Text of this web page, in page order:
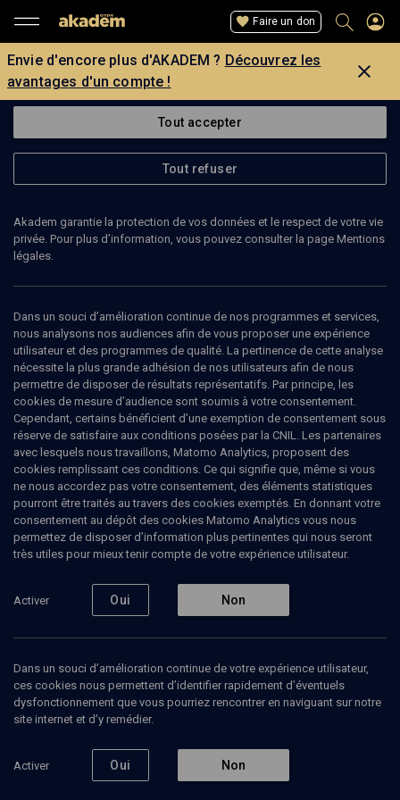
Faire un don
Envie d'encore plus d'AKADEM ? Découvrez les
avantages d'un compte !
acteur, metteur en scène
Éric Génovèse est un acteur et metteur en scène français,
sociétaire de la Comédie-Française, ancien élève du Conservatoire
national supérieur d'art dramatique dans les classes de Viviane
Théophilidès, Pierre Vial, Madeleine Marion et Jean-Pierre Vincent.
Ajouter Partager J’aime
Tous 1 Vidéos 1
Des jours
d’une
stupéfiante
clarté
Tout accepter
Tout refuser
Akadem garantie la protection de vos données et le respect de votre vie
privée. Pour plus d’information, vous pouvez consulter la page Mentions
légales.
Dans un souci d’amélioration continue de nos programmes et services,
nous analysons nos audiences afin de vous proposer une expérience
utilisateur et des programmes de qualité. La pertinence de cette analyse
nécessite la plus grande adhésion de nos utilisateurs afin de nous
permettre de disposer de résultats représentatifs. Par principe, les
cookies de mesure d’audience sont soumis à votre consentement.
Cependant, certains bénéficient d’une exemption de consentement sous
réserve de satisfaire aux conditions posées par la CNIL. Les partenaires
avec lesquels nous travaillons, Matomo Analytics, proposent des
cookies remplissant ces conditions. Ce qui signifie que, même si vous
ne nous accordez pas votre consentement, des éléments statistiques
pourront être traités au travers des cookies exemptés. En donnant votre
consentement au dépôt des cookies Matomo Analytics vous nous
permettez de disposer d’information plus pertinentes qui nous seront
très utiles pour mieux tenir compte de votre expérience utilisateur.
Activer Oui Non
Dans un souci d’amélioration continue de votre expérience utilisateur,
ces cookies nous permettent d’identifier rapidement d’éventuels
dysfonctionnement que vous pourriez rencontrer en naviguant sur notre
site internet et d’y remédier.
Activer Oui Non